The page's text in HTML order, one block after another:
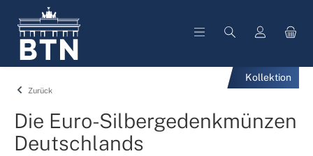
springen
Zurück
Kollektion
Die Euro-Silbergedenkmünzen
Deutschlands